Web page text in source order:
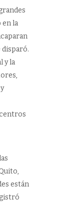
en la
y la
están